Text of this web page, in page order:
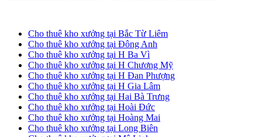
Cho thuê kho xưởng tại Bắc Từ Liêm
Cho thuê kho xưởng tại Đông Anh
Cho thuê kho xưởng tại H Ba Vì
Cho thuê kho xưởng tại H Chương Mỹ
Cho thuê kho xưởng tại H Đan Phượng
Cho thuê kho xưởng tại H Gia Lâm
Cho thuê kho xưởng tại Hai Bà Trưng
Cho thuê kho xưởng tại Hoài Đức
Cho thuê kho xưởng tại Hoàng Mai
Cho thuê kho xưởng tại Long Biên